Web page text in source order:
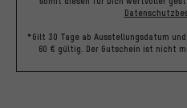
*Gilt 30 Tage ab Ausstellungsdatum
60 € gültig. Der Gutschein ist nicht